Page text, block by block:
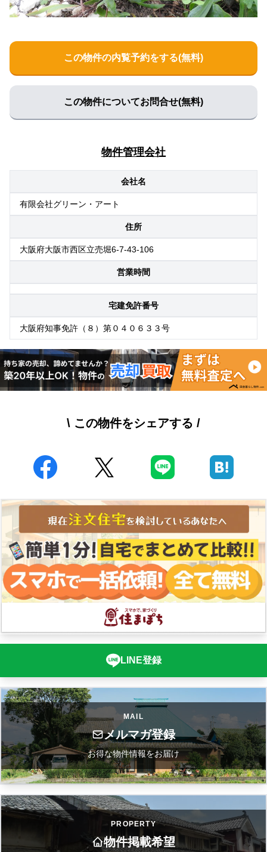
この物件の内覧予約をする(無料)
この物件についてお問合せ(無料)
物件管理会社
会社名
有限会社グリーン・アート
住所
大阪府大阪市西区立売堀6-7-43-106
営業時間
宅建免許番号
大阪府知事免許（８）第０４０６３３号
\ この物件をシェアする /
LINE登録
MAIL
メルマガ登録
お得な物件情報をお届け
PROPERTY
物件掲載希望